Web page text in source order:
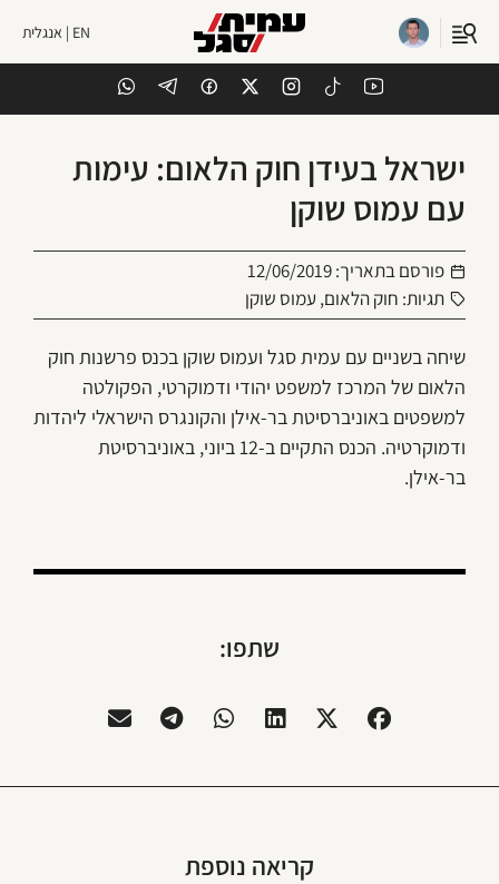
EN | אנגלית
ישראל בעידן חוק הלאום: עימות
עם עמוס שוקן
פורסם בתאריך:12/06/2019
תגיות: חוק הלאום,עמוס שוקן
שיחה בשניים עם עמית סגל ועמוס שוקן בכנס פרשנות חוק
הלאום של המרכז למשפט יהודי ודמוקרטי, הפקולטה
למשפטים באוניברסיטת בר-אילן והקונגרס הישראלי ליהדות
ודמוקרטיה. הכנס התקיים ב-12 ביוני, באוניברסיטת
בר-אילן.
שתפו:
קריאה נוספת